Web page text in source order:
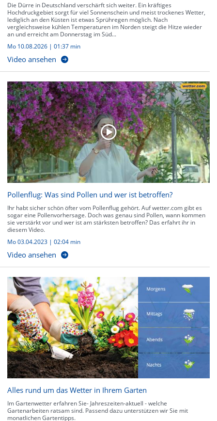
Die Dürre in Deutschland verschärft sich weiter. Ein kräftiges
Hochdruckgebiet sorgt für viel Sonnenschein und meist trockenes Wetter,
lediglich an den Küsten ist etwas Sprühregen möglich. Nach
vergleichsweise kühlen Temperaturen im Norden steigt die Hitze wieder
an und erreicht am Donnerstag im Süd...
Mo 10.08.2026 | 01:37 min
Video ansehen
Pollenflug: Was sind Pollen und wer ist betroffen?
Ihr habt sicher schön öfter vom Pollenflug gehört. Auf wetter.com gibt es
sogar eine Pollenvorhersage. Doch was genau sind Pollen, wann kommen
sie verstärkt vor und wer ist am stärksten betroffen? Das erfahrt ihr in
diesem Video.
Mo 03.04.2023 | 02:04 min
Video ansehen
Alles rund um das Wetter in Ihrem Garten
Im Gartenwetter erfahren Sie- Jahreszeiten-aktuell - welche
Gartenarbeiten ratsam sind. Passend dazu unterstützen wir Sie mit
monatlichen Gartentipps.